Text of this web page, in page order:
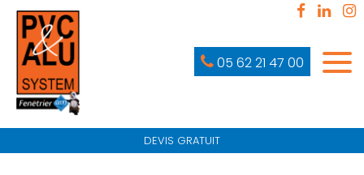
05 62 21 47 00
DEVIS GRATUIT